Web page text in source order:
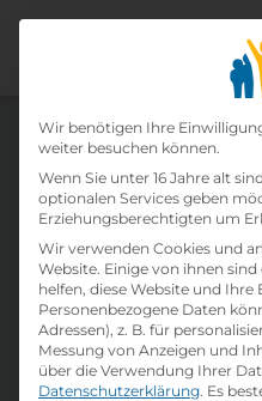
Offene Lehrstellen
Täglich neue
Vielzahl an
Österreich warten auf
und Suchfelder um
zu finden. Viel Erfolg!
Wir benötigen Ihre
weiter besuchen können.
Wenn Sie unter 16 Jahre alt
optionalen Services geben
Erziehungsberechtigten um
Wir verwenden Cookies und
Website. Einige von ihnen
helfen, diese Website und Ihre
Personenbezogene Daten
Adressen), z. B. für
Messung von Anzeigen und
über die Verwendung Ihrer
Datenschutzerklärung. Es